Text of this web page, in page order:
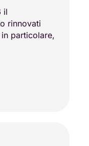
il
rinnovati
particolare,